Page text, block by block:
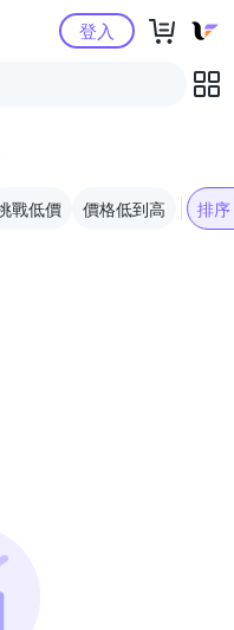
購物中心登入
戰低價 價格低到高 排序